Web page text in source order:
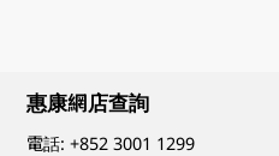
惠康網店查詢
電話:+852 3001 1299